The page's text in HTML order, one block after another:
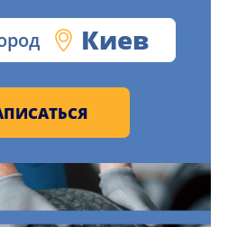
Киев